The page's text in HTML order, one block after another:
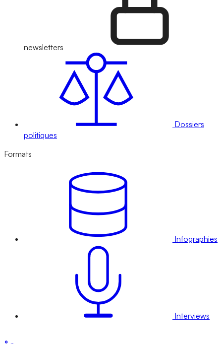
newsletters
Dossiers
politiques
Formats
Infographies
Interviews